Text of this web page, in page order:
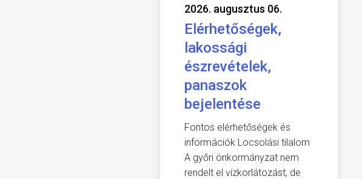
2026. augusztus 06.
Elérhetőségek,
lakossági
észrevételek,
panaszok
bejelentése
Fontos elérhetőségek és
információk Locsolási tilalom
A győri önkormányzat nem
rendelt el vízkorlátozást, de